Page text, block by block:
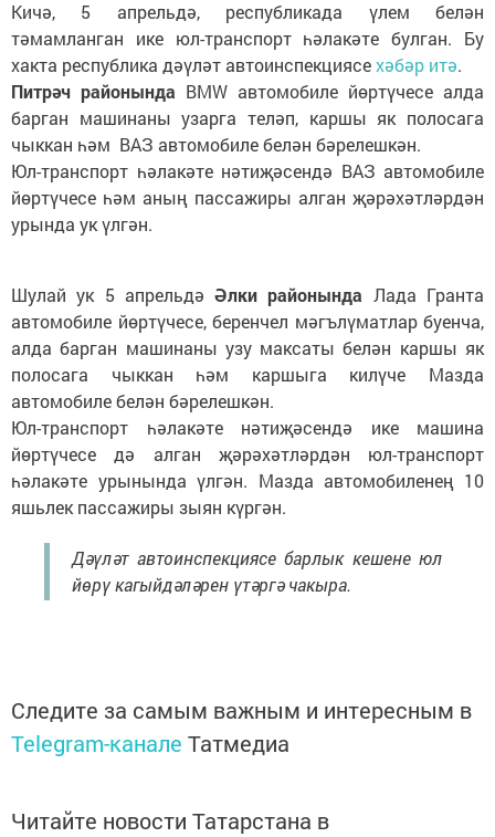
Кичә, 5 апрельдә, республикада үлем белән
тәмамланган ике юл-транспорт һәлакәте булган. Бу
хакта республика дәүләт автоинспекциясехәбәр итә.
Питрәч районында BMW автомобиле йөртүчесе алда
барган машинаны узарга теләп, каршы як полосага
чыккан һәм ВАЗ автомобиле белән бәрелешкән.
Юл-транспорт һәлакәте нәтиҗәсендә ВАЗ автомобиле
йөртүчесе һәм аның пассажиры алган җәрәхәтләрдән
урында ук үлгән.
Шулай ук 5 апрельдәӘлки районында Лада Гранта
автомобиле йөртүчесе, беренчел мәгълүматлар буенча,
алда барган машинаны узу максаты белән каршы як
полосага чыккан һәм каршыга килүче Мазда
автомобиле белән бәрелешкән.
Юл-транспорт һәлакәте нәтиҗәсендә ике машина
йөртүчесе дә алган җәрәхәтләрдән юл-транспорт
һәлакәте урынында үлгән. Мазда автомобиленең 10
яшьлек пассажиры зыян күргән.
Дәүләт автоинспекциясе барлык кешене юл
йөрү кагыйдәләрен үтәргә чакыра.
Следите за самым важным и интересным в
Telegram-канале Татмедиа
Читайте новости Татарстана в